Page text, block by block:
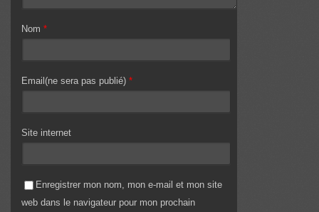
Nom *
Email(ne sera pas publié) *
Site internet
Enregistrer mon nom, mon e-mail et mon site
web dans le navigateur pour mon prochain